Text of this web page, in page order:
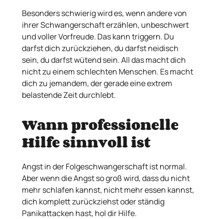
Besonders schwierig wird es, wenn andere von
ihrer Schwangerschaft erzählen, unbeschwert
und voller Vorfreude. Das kann triggern. Du
darfst dich zurückziehen, du darfst neidisch
sein, du darfst wütend sein. All das macht dich
nicht zu einem schlechten Menschen. Es macht
dich zu jemandem, der gerade eine extrem
belastende Zeit durchlebt.
Wann professionelle
Hilfe sinnvoll ist
Angst in der Folgeschwangerschaft ist normal.
Aber wenn die Angst so groß wird, dass du nicht
mehr schlafen kannst, nicht mehr essen kannst,
dich komplett zurückziehst oder ständig
Panikattacken hast, hol dir Hilfe.